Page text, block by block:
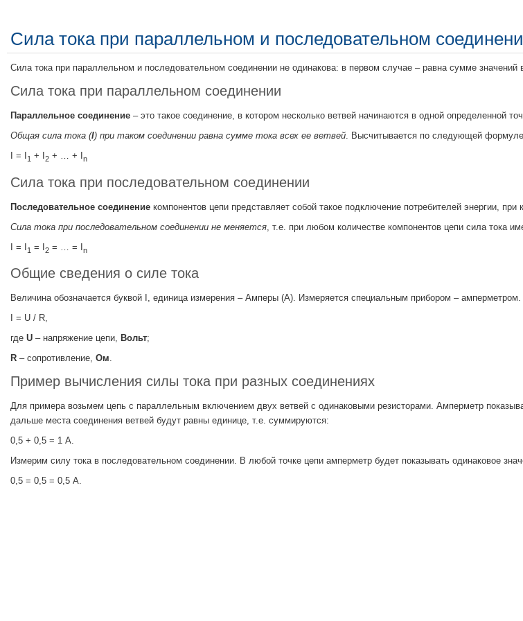
Сила тока при параллельном и последовательном
Сила тока при параллельном и последовательном соединении не одинакова: в первом случае – равна сумме
Сила тока при параллельном соединении
Параллельное соединение – это такое соединение, в котором несколько ветвей начинаются в одной определенной
Общая сила тока (I) при таком соединении равна сумме тока всех ее ветвей. Высчитывается по следующей
I = I
1 + I 2 + … + I n
Сила тока при последовательном соединении
Последовательное соединение компонентов цепи представляет собой такое подключение потребителей энергии,
Сила тока при последовательном соединении не меняется , т.е. при любом количестве компонентов цепи сила тока
I = I1 = I2 = … = In
Общие сведения о силе тока
Величина обозначается буквой I, единица измерения – Амперы (А). Измеряется специальным прибором –
I = U / R,
где U – напряжение цепи, Вольт;
R – сопротивление, Ом.
Пример вычисления силы тока при разных соединениях
Для примера возьмем цепь с параллельным включением двух ветвей с одинаковыми резисторами. Амперметр
дальше места соединения ветвей будут равны единице, т.е. суммируются:
0,5 + 0,5 = 1 А.
Измерим силу тока в последовательном соединении. В любой точке цепи амперметр будет показывать одинаковое
0,5 = 0,5 = 0,5 А.